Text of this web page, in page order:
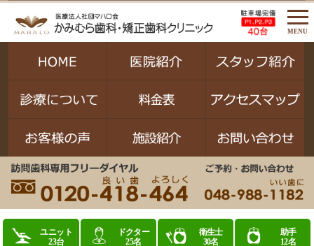
MENU
ユニット
23台
ドクター
25名
衛生士
30名
助手
12名